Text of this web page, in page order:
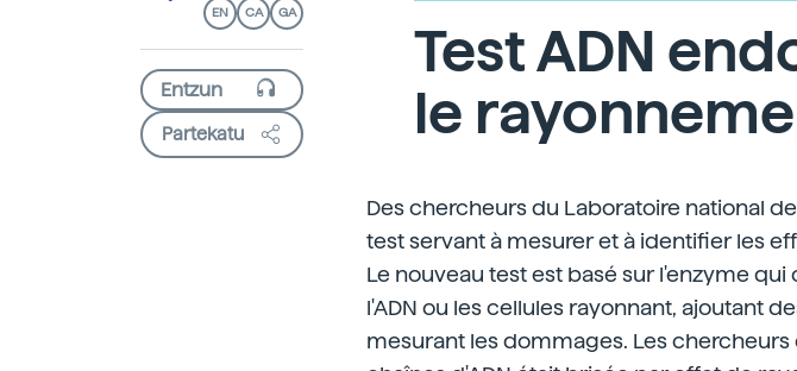
EN CA GA
Partekatu
Test ADN
le
Des chercheurs du Laboratoire national
test servant à mesurer et à identifier les
Le nouveau test est basé sur l'enzyme
l'ADN ou les cellules rayonnant, ajoutant
mesurant les dommages. Les